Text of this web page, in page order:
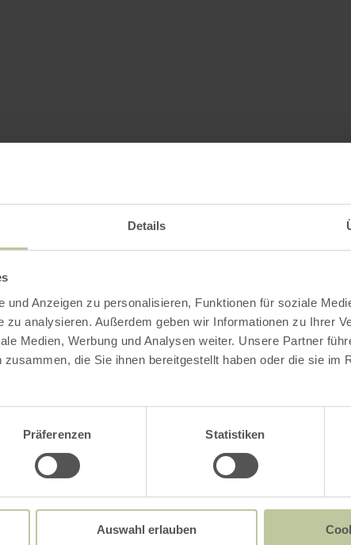
Details
und Anzeigen zu personalisieren, Funktionen für soziale
zu analysieren. Außerdem geben wir Informationen zu Ihrer
Medien, Werbung und Analysen weiter. Unsere Partner
die Sie ihnen bereitgestellt haben oder die sie im
Präferenzen Statistiken
Auswahl erlauben